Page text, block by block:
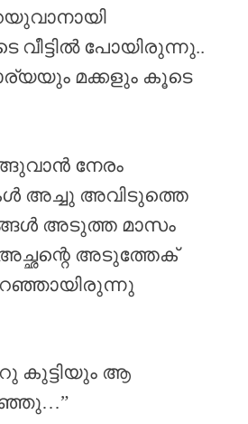
വീട്ടിൽ പോയിരുന്നു..
മക്കളും കൂടെ
നേരം
അച്ചു അവിടുത്തെ
അടുത്ത മാസം
അച്ഛന്റെ അടുത്തേക്
കുട്ടിയും ആ